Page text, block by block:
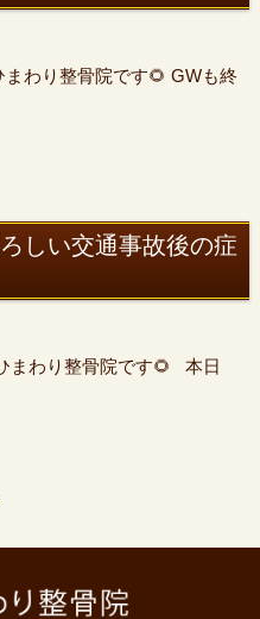
わり整骨院です🌻 GWも終
しい交通事故後の症
まわり整骨院です🌻 本日